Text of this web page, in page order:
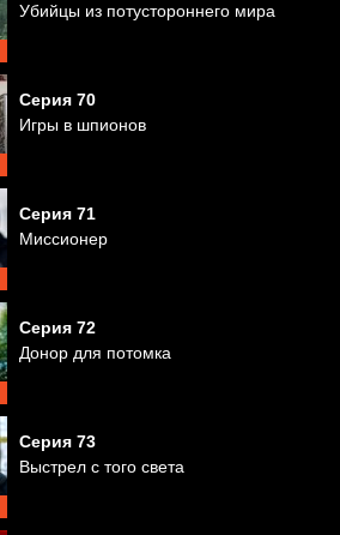
Убийцы из потустороннего мира
Серия 70
Игры в шпионов
Серия 71
Миссионер
Серия 72
Донор для потомка
Серия 73
Выстрел с того света